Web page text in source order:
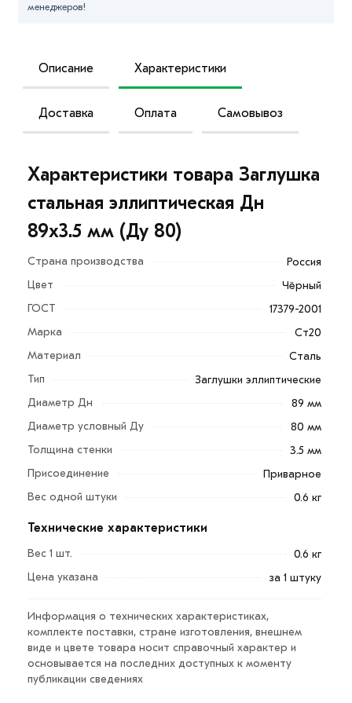
менеджеров!
Описание Характеристики
Доставка Оплата Самовывоз
Стальные эллиптические заглушки обеспечивают
полную герметичность за счет особой конструкции и
Они отличаются в первую очередь своей формой и
крепятся с помощью сварки к трубе, то фланцевые
заглушки – с помощью крепежа.
в случаях временной защиты трубопроводов от
попадания в них посторонних предметов, для
изоляции неэксплуатируемых ответвлений от
также заглушки используются в качестве днищ
сосудов и аппаратов.
Реализуем стальные приварные эллиптические
заглушки по минимальным ценам в ассортименте.
Характеристики товара Заглушка
стальная эллиптическая Дн
89х3.5 мм (Ду 80)
Страна производства
Россия
Цвет
Чёрный
ГОСТ
17379-2001
Марка
Ст20
Материал
Сталь
Тип
Заглушки эллиптические
Диаметр Дн
89 мм
Диаметр условный Ду
80 мм
Толщина стенки
3.5 мм
Присоединение
Приварное
Вес одной штуки
0.6 кг
Технические характеристики
Вес 1 шт.
0.6 кг
Цена указана
за 1 штуку
Информация о технических характеристиках,
комплекте поставки, стране изготовления, внешнем
виде и цвете товара носит справочный характер и
основывается на последних доступных к моменту
публикации сведениях